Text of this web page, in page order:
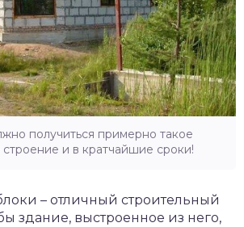
получиться примерно такое
строение и в кратчайшие сроки!
– отличный строительный
здание, выстроенное из него,